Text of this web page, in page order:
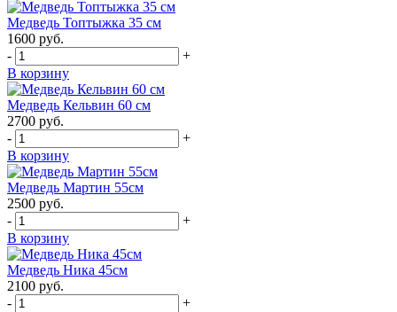
Медведь Топтыжка 35 см
1600 руб.
-
+
В корзину
Медведь Кельвин 60 см
2700 руб.
-
+
В корзину
Медведь Мартин 55см
2500 руб.
-
+
В корзину
Медведь Ника 45см
2100 руб.
-
+